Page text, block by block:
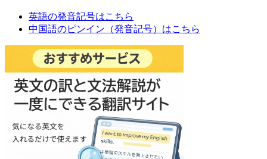
英語の発音記号はこちら
中国語のピンイン（発音記号）はこちら